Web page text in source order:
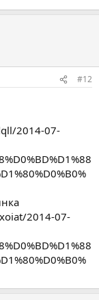
Icecast2";
что даст
несколько строк
сервера через
через GET.
#12
2014-07-
2014-07-